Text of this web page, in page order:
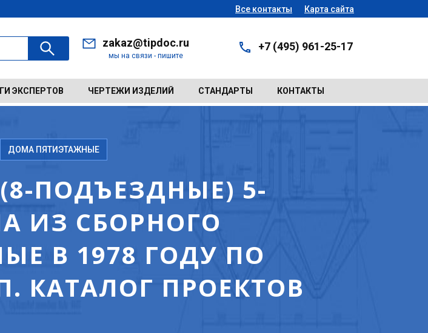
Все контакты Карта сайта
zakaz@tipdoc.ru
мы на связи - пишите
+7 (495) 961-25-17
ЭКСПЕРТОВ ЧЕРТЕЖИ ИЗДЕЛИЙ СТАНДАРТЫ КОНТАКТЫ
ДОМА ПЯТИЭТАЖНЫЕ
ПОДЪЕЗДНЫЕ) 5-
ИЗ СБОРНОГО
В 1978 ГОДУ ПО
КАТАЛОГ ПРОЕКТОВ